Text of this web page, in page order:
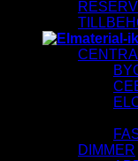
DIMMER